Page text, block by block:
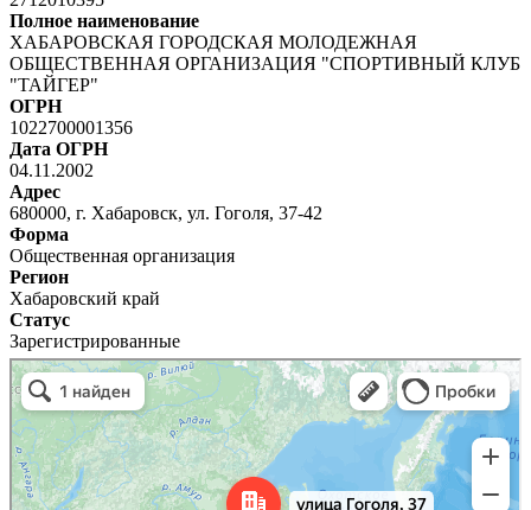
Полное наименование
ХАБАРОВСКАЯ ГОРОДСКАЯ МОЛОДЕЖНАЯ
ОБЩЕСТВЕННАЯ ОРГАНИЗАЦИЯ "СПОРТИВНЫЙ КЛУБ
"ТАЙГЕР"
ОГРН
1022700001356
Дата ОГРН
04.11.2002
Адрес
680000, г. Хабаровск, ул. Гоголя, 37-42
Форма
Общественная организация
Регион
Хабаровский край
Статус
Зарегистрированные